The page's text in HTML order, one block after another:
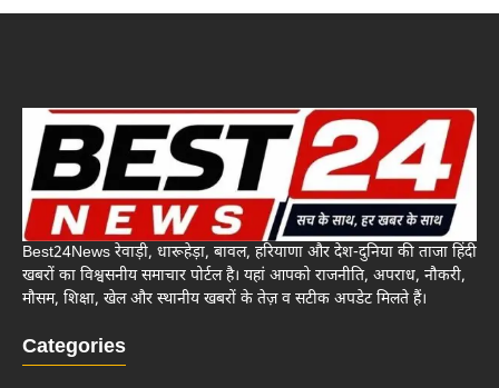
Best24News रेवाड़ी, धारूहेड़ा, बावल, हरियाणा और देश-दुनिया की ताजा हिंदी
खबरों का विश्वसनीय समाचार पोर्टल है। यहां आपको राजनीति, अपराध, नौकरी,
मौसम, शिक्षा, खेल और स्थानीय खबरों के तेज़ व सटीक अपडेट मिलते हैं।
Categories